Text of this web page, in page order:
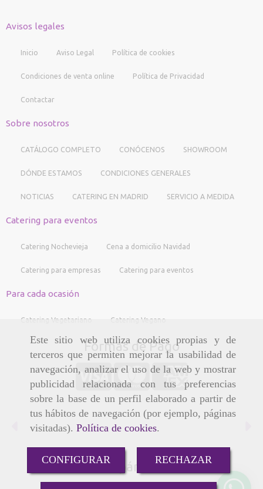
Este sitio web utiliza cookies propias y de
terceros que permiten mejorar la usabilidad de
navegación, analizar el uso de la web y mostrar
publicidad relacionada con tus preferencias
sobre la base de un perfil elaborado a partir de
tus hábitos de navegación (por ejemplo, páginas
visitadas). Política de cookies.
CONFIGURAR RECHAZAR
Avisos legales
Inicio Aviso Legal Política de cookies
Condiciones de venta online Política de Privacidad
Contactar
Sobre nosotros
CATÁLOGO COMPLETO CONÓCENOS SHOWROOM
DÓNDE ESTAMOS CONDICIONES GENERALES
NOTICIAS CATERING EN MADRID SERVICIO A MEDIDA
Catering para eventos
Catering Nochevieja Cena a domicilio Navidad
Catering para empresas Catering para eventos
Para cada ocasión
Catering Vegetariano Catering Vegano
Formas de Pago
Anterior
Compártenos